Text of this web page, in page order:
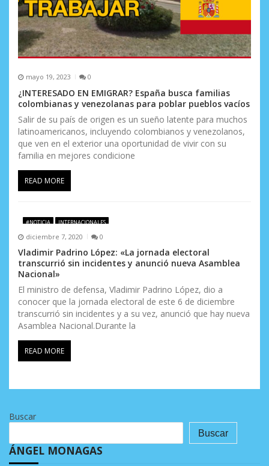
mayo 19, 2023 0
¿INTERESADO EN EMIGRAR? España busca familias
colombianas y venezolanas para poblar pueblos vacíos
Salir de su país de origen es un sueño latente para muchos
latinoamericanos, incluyendo colombianos y venezolanos,
que ven en el exterior una oportunidad de vivir con su
familia en mejores condicione
READ MORE
#NOTICIA INTERNACIONALES
diciembre 7, 2020 0
Vladimir Padrino López: «La jornada electoral
transcurrió sin incidentes y anunció nueva Asamblea
Nacional»
El ministro de defensa, Vladimir Padrino López, dio a
conocer que la jornada electoral de este 6 de diciembre
transcurrió sin incidentes y a su vez, anunció que hay nueva
Asamblea Nacional.Durante la
READ MORE
Buscar
Buscar
ÁNGEL MONAGAS